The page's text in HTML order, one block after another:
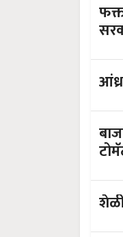
फक्त 2 लाख रुपये